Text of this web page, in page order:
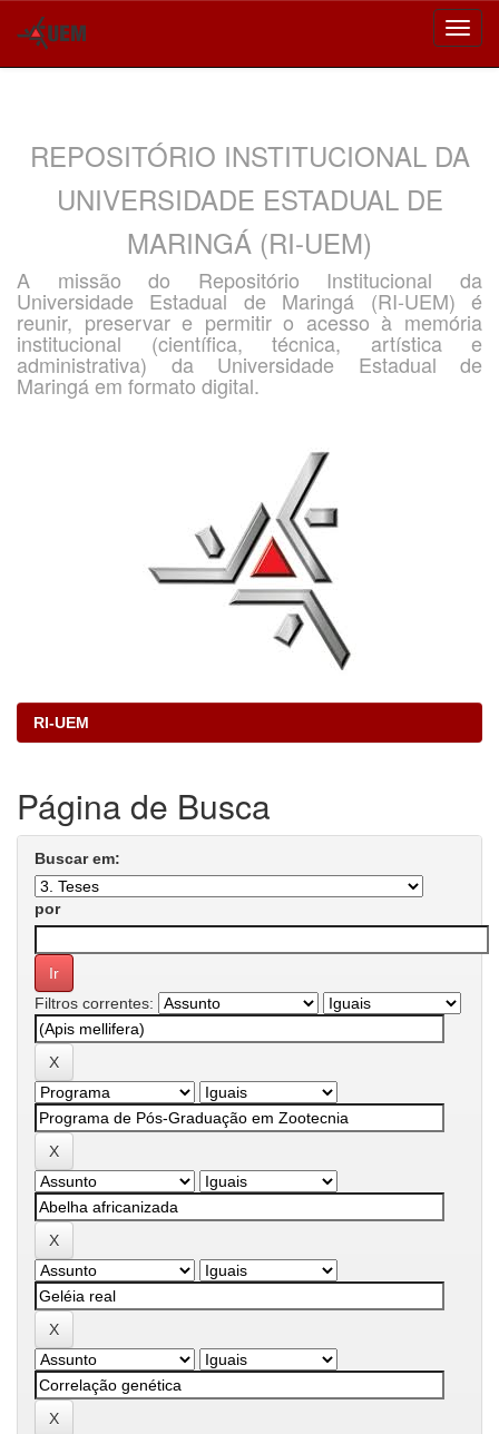
REPOSITÓRIO INSTITUCIONAL DA
UNIVERSIDADE ESTADUAL DE
MARINGÁ (RI-UEM)
A missão do Repositório Institucional da
Universidade Estadual de Maringá (RI-UEM) é
reunir, preservar e permitir o acesso à memória
institucional (científica, técnica, artística e
administrativa) da Universidade Estadual de
Maringá em formato digital.
RI-UEM
Página de Busca
Buscar em:
por
Filtros correntes: